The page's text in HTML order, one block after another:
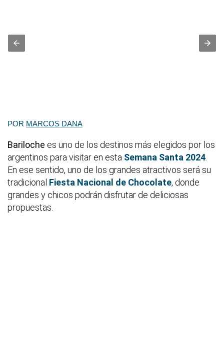
POR MARCOS DANA
Bariloche es uno de los destinos más elegidos por los
argentinos para visitar en esta Semana Santa 2024
En ese sentido, uno de los grandes atractivos será su
tradicional Fiesta Nacional de Chocolate, donde
grandes y chicos podrán disfrutar de deliciosas
propuestas.